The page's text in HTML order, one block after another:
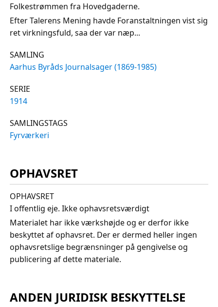
Folkestrømmen fra Hovedgaderne.
Efter Talerens Mening havde Foranstaltningen vist sig
ret virkningsfuld, saa der var næp...
SAMLING
Aarhus Byråds Journalsager (1869-1985)
SERIE
1914
SAMLINGSTAGS
Fyrværkeri
OPHAVSRET
OPHAVSRET
I offentlig eje. Ikke ophavsretsværdigt
Materialet har ikke værkshøjde og er derfor ikke
beskyttet af ophavsret. Der er dermed heller ingen
ophavsretslige begrænsninger på gengivelse og
publicering af dette materiale.
ANDEN JURIDISK BESKYTTELSE